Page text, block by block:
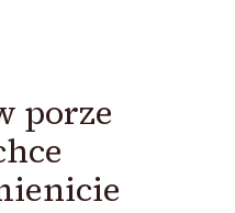
porze